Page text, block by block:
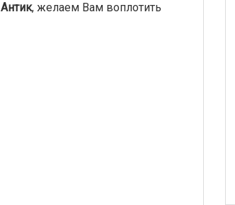
Антик, желаем Вам воплотить